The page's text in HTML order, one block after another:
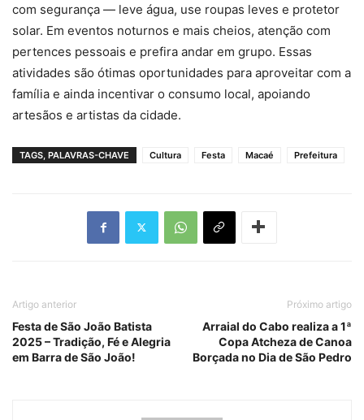
com segurança — leve água, use roupas leves e protetor
solar. Em eventos noturnos e mais cheios, atenção com
pertences pessoais e prefira andar em grupo. Essas
atividades são ótimas oportunidades para aproveitar com a
família e ainda incentivar o consumo local, apoiando
artesãos e artistas da cidade.
TAGS, PALAVRAS-CHAVE Cultura Festa Macaé Prefeitura
Artigo anterior
Festa de São João Batista
2025 – Tradição, Fé e Alegria
em Barra de São João!
Próximo artigo
Arraial do Cabo realiza a 1ª
Copa Atcheza de Canoa
Borçada no Dia de São Pedro